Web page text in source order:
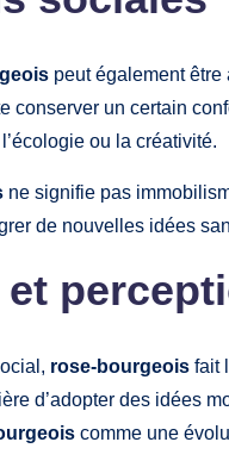
peut également
conserver un certain
ou la créativité.
ne signifie pas
de nouvelles idées
rose-bourgeois fait
d’adopter des idées
comme une